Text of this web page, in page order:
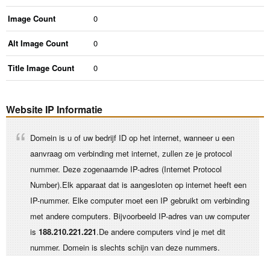
Image Count 0
Alt Image Count 0
Title Image Count 0
Website IP Informatie
Domein is u of uw bedrijf ID op het internet, wanneer u een
aanvraag om verbinding met internet, zullen ze je protocol
nummer. Deze zogenaamde IP-adres (Internet Protocol
Number).Elk apparaat dat is aangesloten op internet heeft een
IP-nummer. Elke computer moet een IP gebruikt om verbinding
met andere computers. Bijvoorbeeld IP-adres van uw computer
is 188.210.221.221.De andere computers vind je met dit
nummer. Domein is slechts schijn van deze nummers.